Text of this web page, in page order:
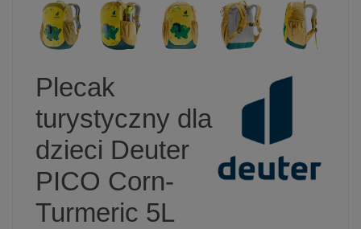
Plecak
turystyczny dla
dzieci Deuter
PICO Corn-
Turmeric 5L